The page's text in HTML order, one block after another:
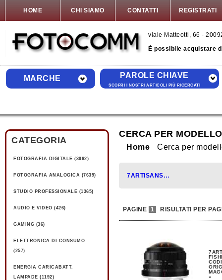
HOME CHI SIAMO CONTATTI REGISTRATI
viale Matteotti, 66 -
È possibile acquistare
MARCHE PAROLE CHIAVE
SCOPRI I NOSTRI ARTICOLI PIÙ RICERCATI
CATEGORIA
FOTOGRAFIA DIGITALE (3962)
FOTOGRAFIA ANALOGICA (7639)
STUDIO PROFESSIONALE (1365)
AUDIO E VIDEO (426)
GAMING (36)
ELETTRONICA DI CONSUMO
(257)
ENERGIA CARICABATT.
LAMPADE (1192)
CERCA PER
Home Cerca per
7ARTISANS (1)
PAGINE 1 RISULTATI PER
»